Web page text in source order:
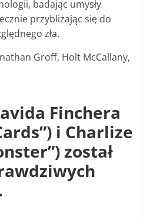
badając umysły
przybliżając się do
zła.
Groff, Holt McCallany,
Finchera
i Charlize
został